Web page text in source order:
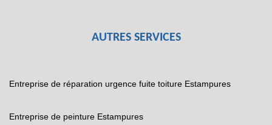
AUTRES SERVICES
Entreprise de réparation urgence fuite toiture Estampures
Entreprise de peinture Estampures